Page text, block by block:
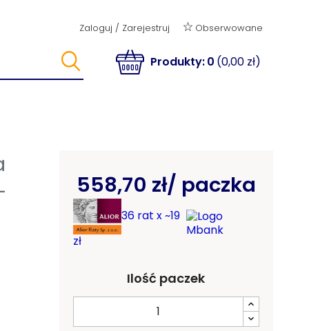
Zaloguj / Zarejestruj Obserwowane
Produkty:0 (0,00 zł)
558,70 zł/ paczka
36 rat x ~19
zł
Ilość paczek